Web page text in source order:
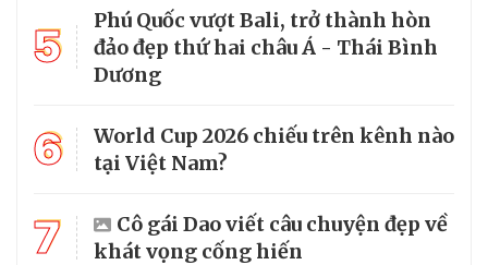
5
Phú Quốc vượt Bali, trở thành hòn
đảo đẹp thứ hai châu Á - Thái Bình
Dương
6
World Cup 2026 chiếu trên kênh nào
tại Việt Nam?
7
Cô gái Dao viết câu chuyện đẹp về
khát vọng cống hiến